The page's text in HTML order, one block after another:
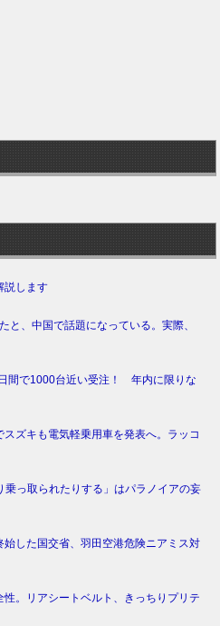
説します
と、中国で話題になっている。実際、
間で1000台近い受注！ 年内に限りな
ズキも電気軽乗用車を発表へ。ラッコ
乗っ取られたりする」はパラノイアの妄
した国交省、羽田空港危険ニアミス対
。リアシートベルト、きっちりプリテ